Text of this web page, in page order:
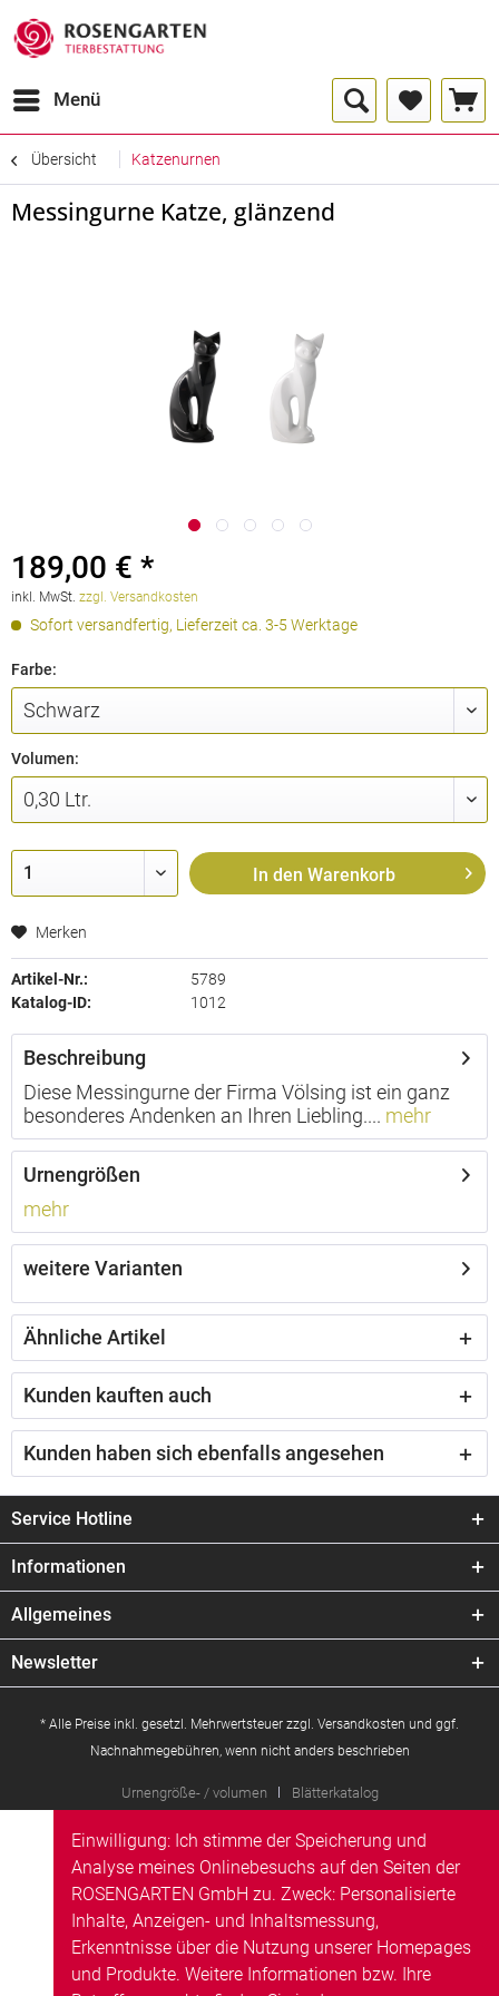
Menü
Übersicht Katzenurnen
Messingurne Katze, glänzend
189,00 € *
inkl. MwSt. zzgl. Versandkosten
Sofort versandfertig, Lieferzeit ca. 3-5 Werktage
Farbe:
Volumen:
In den Warenkorb
Merken
Artikel-Nr.:
5789
Katalog-ID:
1012
Beschreibung
Diese Messingurne der Firma Völsing ist ein ganz
besonderes Andenken an Ihren Liebling.... mehr
Urnengrößen
mehr
weitere Varianten
Ähnliche Artikel
Kunden kauften auch
Kunden haben sich ebenfalls angesehen
Service Hotline
Informationen
Allgemeines
Newsletter
* Alle Preise inkl. gesetzl. Mehrwertsteuer zzgl. Versandkosten und ggf.
Nachnahmegebühren, wenn nicht anders beschrieben
Urnengröße- / volumen Blätterkatalog
Einwilligung: Ich stimme der Speicherung und
Analyse meines Onlinebesuchs auf den Seiten der
ROSENGARTEN GmbH zu. Zweck: Personalisierte
Inhalte, Anzeigen- und Inhaltsmessung,
Erkenntnisse über die Nutzung unserer Homepages
und Produkte. Weitere Informationen bzw. Ihre